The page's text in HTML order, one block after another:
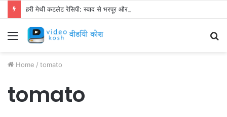
हरी मेथी कटलेट रेसिपी: स्वाद से भरपूर और स्वस्थ नाश्ता बनाएं!
Menu
Home / tomato
tomato